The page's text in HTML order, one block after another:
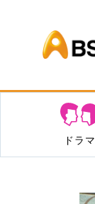
ドラマ